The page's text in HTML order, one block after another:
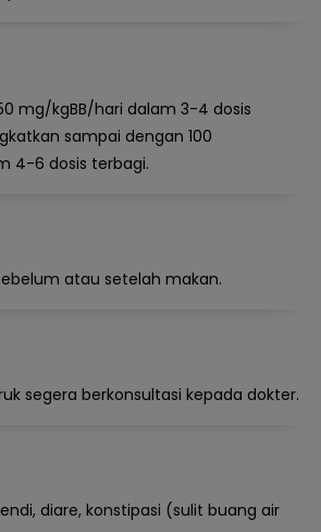
mg/kgBB/hari dalam 3-4 dosis
sampai dengan 100
4-6 dosis terbagi.
atau setelah makan.
segera berkonsultasi kepada dokter.
diare, konstipasi (sulit buang air